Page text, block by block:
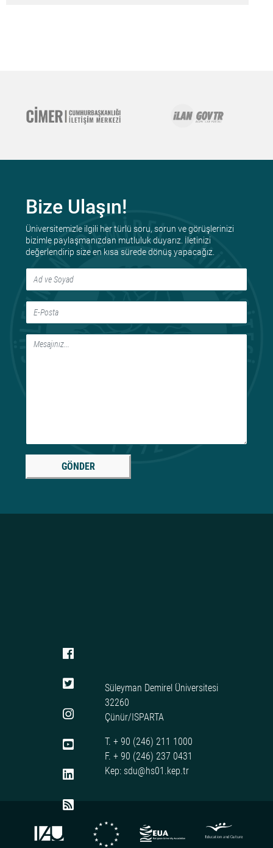
Bize Ulaşın!
Üniversitemizle ilgili her türlü soru, sorun ve görüşlerinizi
bizimle paylaşmanızdan mutluluk duyarız. İletinizi
değerlendirip size en kısa sürede dönüş yapacağız.
GÖNDER
Süleyman Demirel Üniversitesi
32260
Çünür/ISPARTA
T. + 90 (246) 211 1000
F. + 90 (246) 237 0431
Kep: sdu@hs01.kep.tr